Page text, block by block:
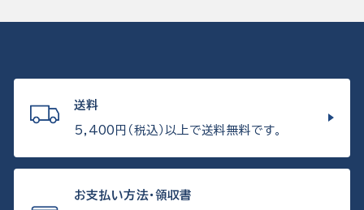
送料
5,400円（税込）以上で送料無料です。
お支払い方法・領収書